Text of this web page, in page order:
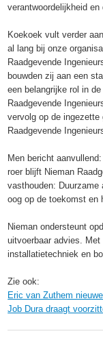
verantwoordelijkheid
Koekoek vult verder
al lang bij onze
Raadgevende
bouwden zij aan een
een belangrijke rol in
Raadgevende
vervolg op de
Raadgevende
Men bericht
roer blijft Nieman
vasthouden: Duurzame
oog op de toekomst en
Nieman ondersteunt
uitvoerbaar advies.
installatietechniek en
Zie ook:
Eric van Zuthem
Job Dura draagt